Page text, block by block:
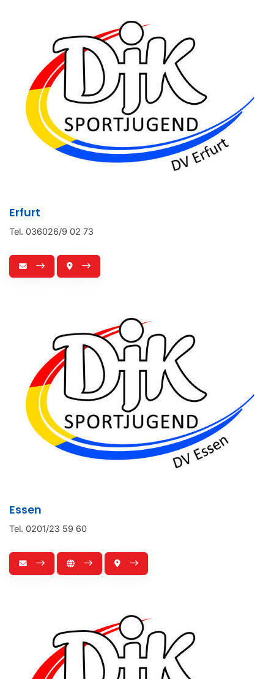
Erfurt
Tel. 036026/9 02 73
Essen
Tel. 0201/23 59 60